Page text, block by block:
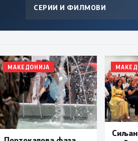
СЕРИИ И ФИЛМОВИ
МАКЕДОНИЈА